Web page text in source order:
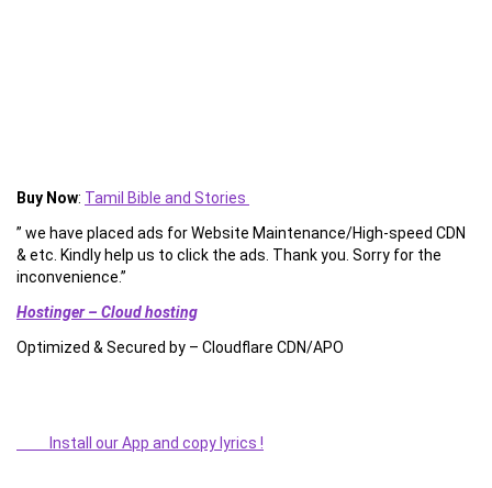
Buy Now: Tamil Bible and Stories
” we have placed ads for Website Maintenance/High-speed CDN
& etc. Kindly help us to click the ads. Thank you. Sorry for the
inconvenience.”
Hostinger – Cloud hosting
Optimized & Secured by – Cloudflare CDN/APO
Install our App and copy lyrics !